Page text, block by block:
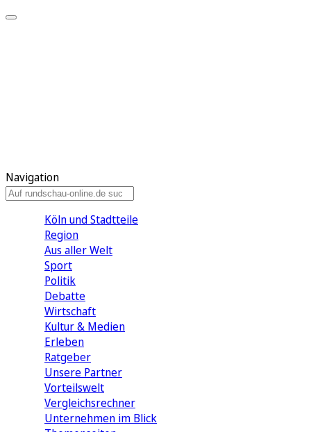
Navigation
Köln und Stadtteile
Region
Aus aller Welt
Sport
Politik
Debatte
Wirtschaft
Kultur & Medien
Erleben
Ratgeber
Unsere Partner
Vorteilswelt
Vergleichsrechner
Unternehmen im Blick